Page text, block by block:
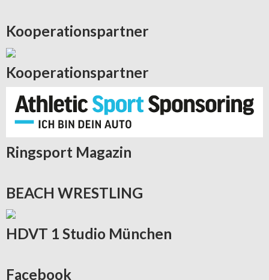
Kooperationspartner
Kooperationspartner
Ringsport Magazin
BEACH WRESTLING
HDVT 1 Studio München
Facebook